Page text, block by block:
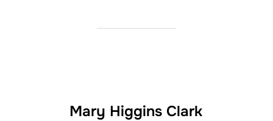
Mary Higgins Clark